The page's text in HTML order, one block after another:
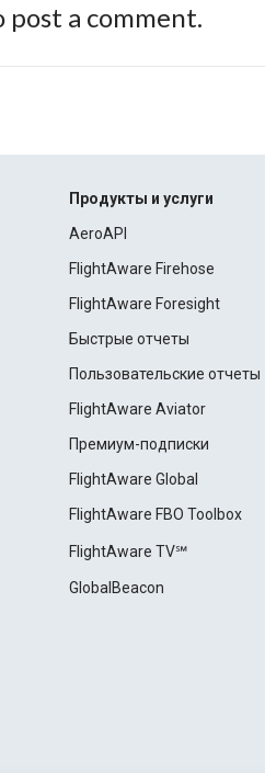
post a comment.
Продукты и услуги
AeroAPI
FlightAware Firehose
FlightAware Foresight
Быстрые отчеты
Пользовательские отчеты
FlightAware Aviator
Премиум-подписки
FlightAware Global
FlightAware FBO Toolbox
FlightAware TV℠
GlobalBeacon